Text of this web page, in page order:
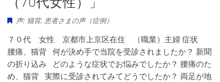
声: 猫背, 患者さまの声（症例）
７０代 女性 京都市上京区在住 （職業）主婦 症状
腰痛、猫背 何が決め手で当院を受診されましたか？ 新聞
の折り込み どのような症状でお悩みでしたか？ 腰痛のた
め、猫背 実際に受診されてみてどうでしたか？ 両足が地